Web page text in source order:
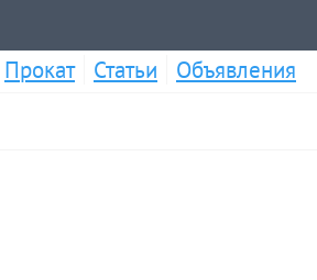
Прокат Статьи
Объявления